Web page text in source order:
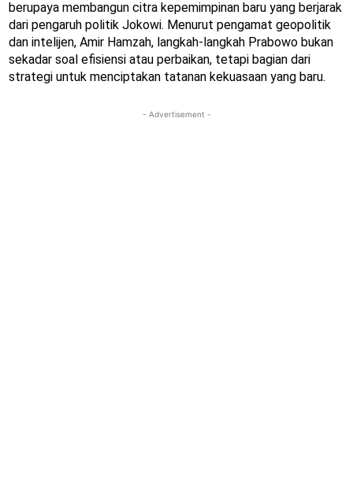
berupaya membangun citra kepemimpinan baru yang berjarak
dari pengaruh politik Jokowi. Menurut pengamat geopolitik
dan intelijen, Amir Hamzah, langkah-langkah Prabowo bukan
sekadar soal efisiensi atau perbaikan, tetapi bagian dari
strategi untuk menciptakan tatanan kekuasaan yang baru.
- Advertisement -